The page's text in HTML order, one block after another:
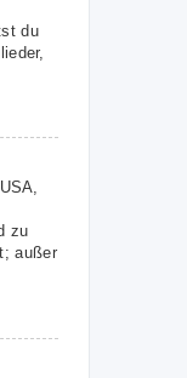
du
zu
außer